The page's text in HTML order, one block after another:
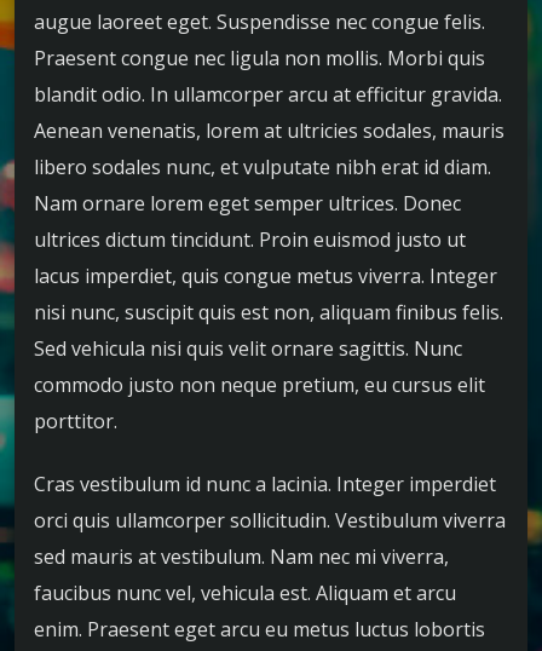
augue laoreet eget. Suspendisse nec congue felis.
Praesent congue nec ligula non mollis. Morbi quis
blandit odio. In ullamcorper arcu at efficitur gravida.
Aenean venenatis, lorem at ultricies sodales, mauris
libero sodales nunc, et vulputate nibh erat id diam.
Nam ornare lorem eget semper ultrices. Donec
ultrices dictum tincidunt. Proin euismod justo ut
lacus imperdiet, quis congue metus viverra. Integer
nisi nunc, suscipit quis est non, aliquam finibus felis.
Sed vehicula nisi quis velit ornare sagittis. Nunc
commodo justo non neque pretium, eu cursus elit
porttitor.
Cras vestibulum id nunc a lacinia. Integer imperdiet
orci quis ullamcorper sollicitudin. Vestibulum viverra
sed mauris at vestibulum. Nam nec mi viverra,
faucibus nunc vel, vehicula est. Aliquam et arcu
enim. Praesent eget arcu eu metus luctus lobortis